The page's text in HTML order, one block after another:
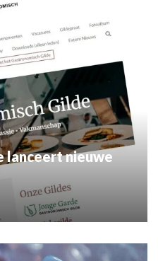
lanceert nieuwe